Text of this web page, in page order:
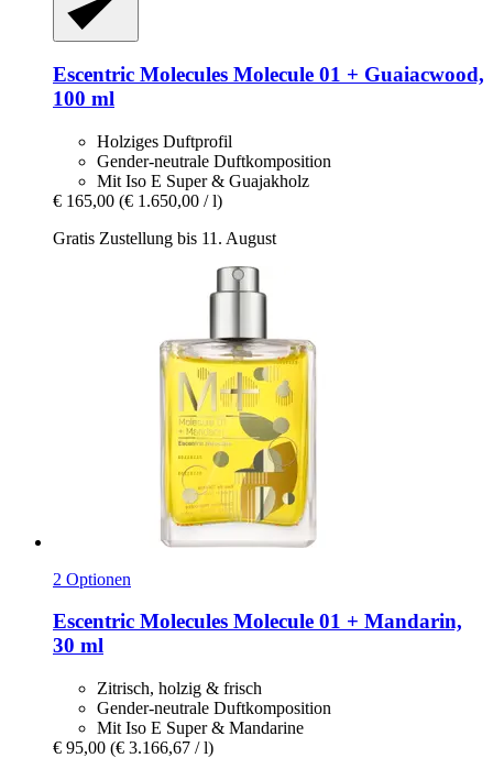
Escentric Molecules Molecule 01 + Guaiacwood,
100 ml
Holziges Duftprofil
Gender-neutrale Duftkomposition
Mit Iso E Super & Guajakholz
€ 165,00 (€ 1.650,00 / l)
Gratis Zustellung bis 11. August
2 Optionen
Escentric Molecules Molecule 01 + Mandarin,
30 ml
Zitrisch, holzig & frisch
Gender-neutrale Duftkomposition
Mit Iso E Super & Mandarine
€ 95,00 (€ 3.166,67 / l)